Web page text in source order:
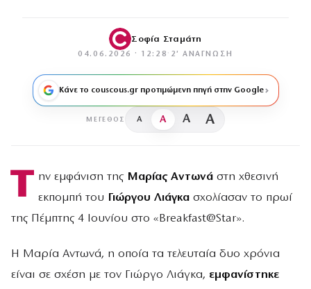
Σοφία Σταμάτη
04.06.2026 · 12:28 · 2′ ΑΝΆΓΝΩΣΗ
Κάνε το couscous.gr προτιμώμενη πηγή στην Google
ΜΈΓΕΘΟΣ A A A A
Τ ην εμφάνιση της Μαρίας Αντωνάστη χθεσινή
εκπομπή του Γιώργου Λιάγκασχολίασαν το πρωί
της Πέμπτης 4 Ιουνίου στο «Breakfast@Star».
H Μαρία Αντωνά, η οποία τα τελευταία δυο χρόνια
είναι σε σχέση με τον Γιώργο Λιάγκα, εμφανίστηκε